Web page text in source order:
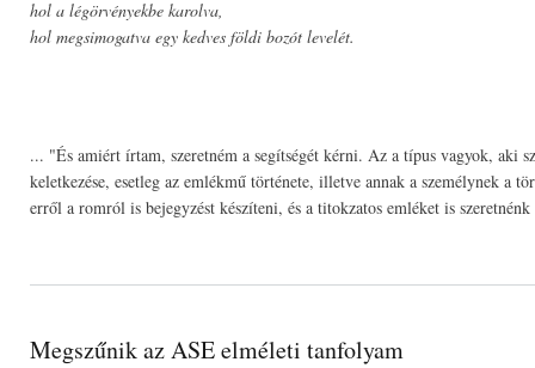
hol a légörvényekbe karolva,
hol megsimogatva egy kedves földi bozót levelét.
... "És amiért írtam, szeretném a segítségét kérni. Az a típus vagyok, aki
keletkezése, esetleg az emlékmű története, illetve annak a személynek
erről a romról is bejegyzést készíteni, és a titokzatos emléket is
Megszűnik az ASE elméleti tanfolyam